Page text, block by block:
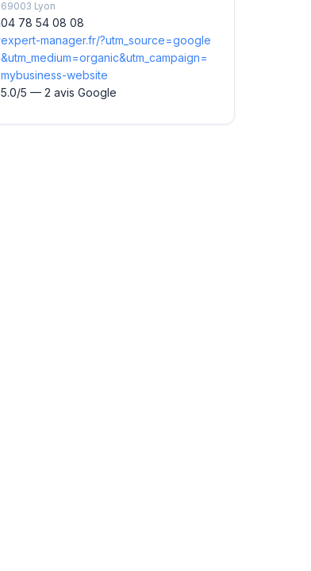
69003 Lyon
04 78 54 08 08
expert-manager.fr/?utm_source=google
&utm_medium=organic&utm_campaign=
mybusiness-website
5.0/5 — 2 avis Google